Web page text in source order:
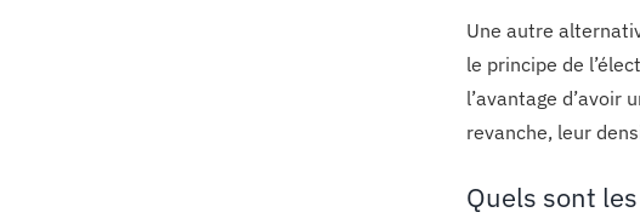
Une autre
le principe de
l’avantage d’avoir
revanche, leur
Quels sont